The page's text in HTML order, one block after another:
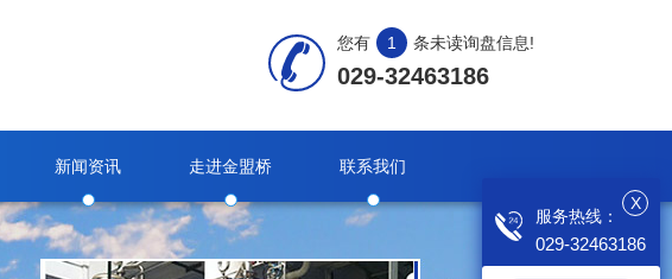
029-32463186
您有 1 条未读询盘信息!
新闻资讯 走进金盟桥 联系我们
X
服务热线：
029-32463186